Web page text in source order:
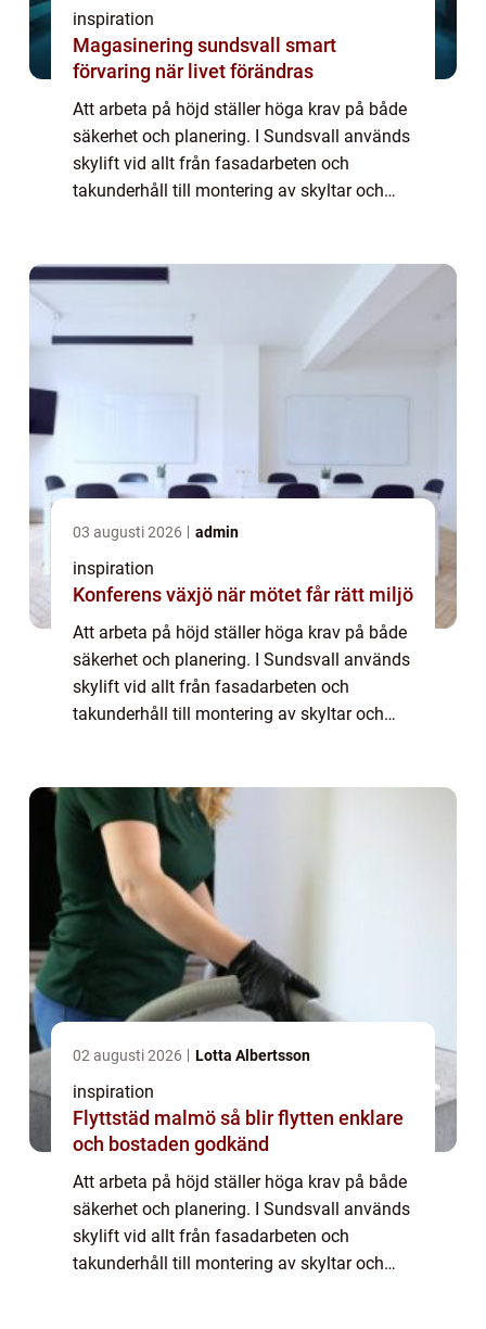
inspiration
Magasinering sundsvall smart
förvaring när livet förändras
Att arbeta på höjd ställer höga krav på både
säkerhet och planering. I Sundsvall används
skylift vid allt från fasadarbeten och
takunderhåll till montering av skyltar och
03 augusti 2026 admin
inspiration
Konferens växjö när mötet får rätt miljö
Att arbeta på höjd ställer höga krav på både
säkerhet och planering. I Sundsvall används
skylift vid allt från fasadarbeten och
takunderhåll till montering av skyltar och
02 augusti 2026 Lotta Albertsson
inspiration
Flyttstäd malmö så blir flytten enklare
och bostaden godkänd
Att arbeta på höjd ställer höga krav på både
säkerhet och planering. I Sundsvall används
skylift vid allt från fasadarbeten och
takunderhåll till montering av skyltar och